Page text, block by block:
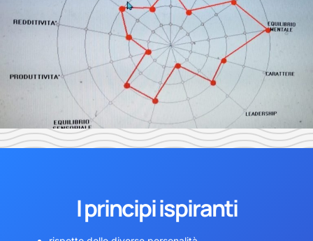
I principi ispiranti